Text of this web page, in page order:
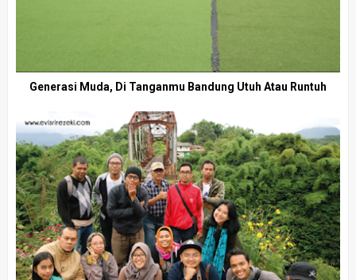
Generasi Muda, Di Tanganmu Bandung Utuh Atau Runtuh